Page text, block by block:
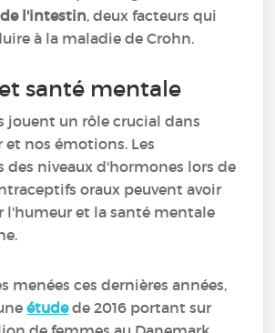
l'intestin, deux facteurs qui
à la maladie de Crohn.
santé mentale
jouent un rôle crucial dans
nos émotions. Les
niveaux d'hormones lors de
oraux peuvent avoir
l'humeur et la santé mentale
menées ces dernières années,
étudede 2016 portant sur